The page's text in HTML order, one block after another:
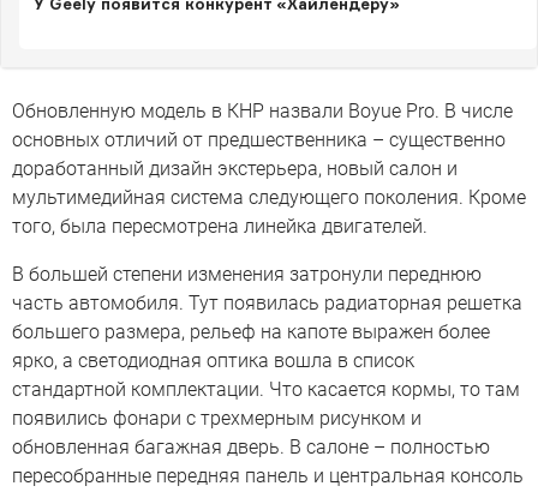
Обновленную модель в КНР назвали Boyue Pro. В числе
основных отличий от предшественника – существенно
доработанный дизайн экстерьера, новый салон и
мультимедийная система следующего поколения. Кроме
того, была пересмотрена линейка двигателей.
В большей степени изменения затронули переднюю
часть автомобиля. Тут появилась радиаторная решетка
большего размера, рельеф на капоте выражен более
ярко, а светодиодная оптика вошла в список
стандартной комплектации. Что касается кормы, то там
появились фонари с трехмерным рисунком и
обновленная багажная дверь. В салоне – полностью
пересобранные передняя панель и центральная консоль